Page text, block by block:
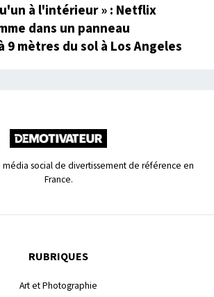
à l'intérieur » : Netflix
dans un panneau
mètres du sol à Los Angeles
social de divertissement de référence en
France.
RUBRIQUES
Art et Photographie